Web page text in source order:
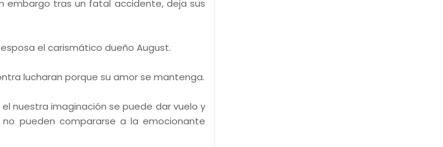
embargo tras un fatal accidente, deja sus
el carismático dueño August.
lucharan porque su amor se mantenga.
nuestra imaginación se puede dar vuelo y
pueden compararse a la emocionante